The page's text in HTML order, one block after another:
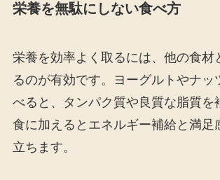
栄養を無駄にしない食べ方
栄養を効率よく取るには、他の食材
るのが有効です。ヨーグルトやナッ
べると、タンパク質や良質な脂質を
食に加えるとエネルギー補給と満足
立ちます。